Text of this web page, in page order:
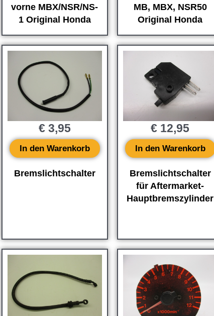
vorne MBX/NSR/NS-
1 Original Honda
MB, MBX, NSR50
Original Honda
Bremslichtschalter
€3,95
In den Warenkorb
Bremslichtschalter
für Aftermarket-
Hauptbremszylinder
€ 12,95
In den Warenkorb